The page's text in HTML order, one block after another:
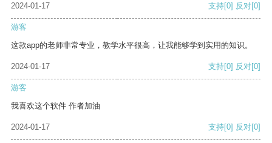
2024-01-17 支持[0] 反对[0]
游客
这款app的老师非常专业，教学水平很高，让我能够学到实用的知识。
2024-01-17 支持[0] 反对[0]
游客
我喜欢这个软件 作者加油
2024-01-17 支持[0] 反对[0]